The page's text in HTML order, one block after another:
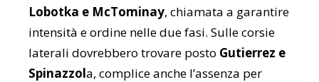
Lobotka e McTominay, chiamata a garantire
intensità e ordine nelle due fasi. Sulle corsie
laterali dovrebbero trovare posto Gutierrez e
Spinazzola, complice anche l’assenza per